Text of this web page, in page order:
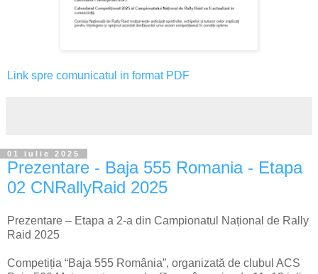
Link spre comunicatul in format PDF
01 iulie 2025
Prezentare - Baja 555 Romania - Etapa
02 CNRallyRaid 2025
Prezentare – Etapa a 2-a din Campionatul Național de Rally
Raid 2025
Competiția “Baja 555 România”, organizată de clubul ACS